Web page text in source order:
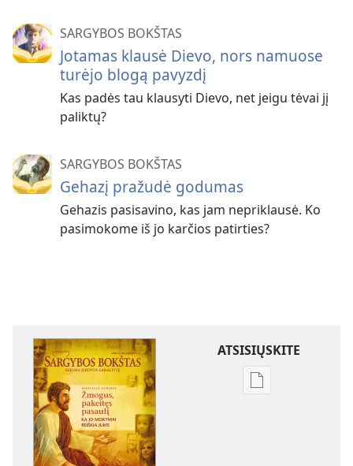
SARGYBOS BOKŠTAS
Jotamas klausė Dievo, nors namuose
turėjo blogą pavyzdį
Kas padės tau klausyti Dievo, net jeigu tėvai jį
paliktų?
SARGYBOS BOKŠTAS
Gehazį pražudė godumas
Gehazis pasisavino, kas jam nepriklausė. Ko
pasimokome iš jo karčios patirties?
ATSISIŲSKITE
Skaitmeninių